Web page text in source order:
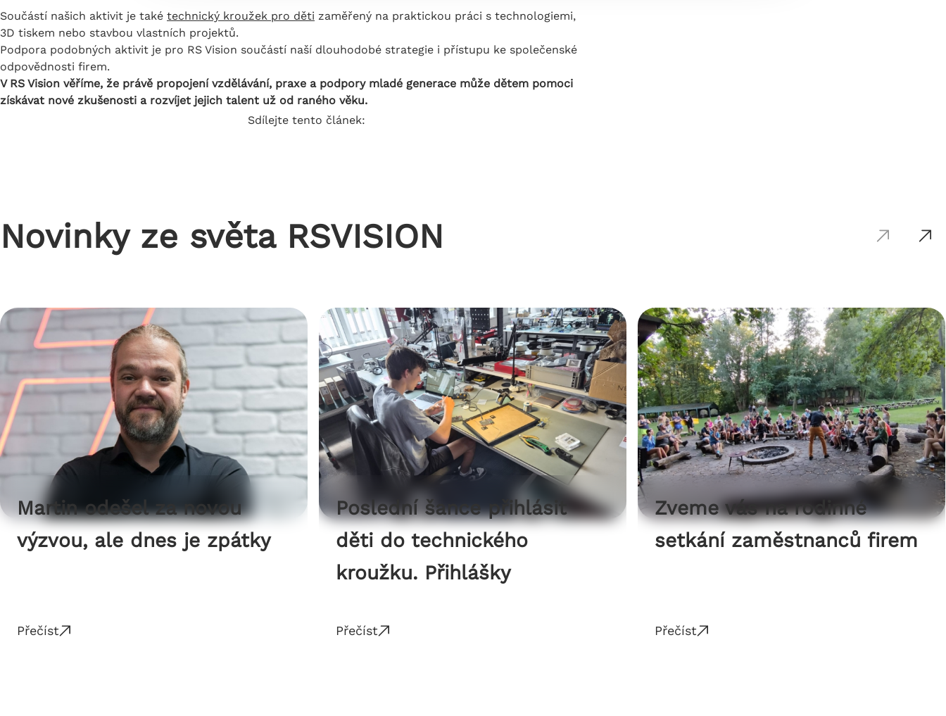
Součástí našich aktivit je také technický kroužek pro děti zaměřený na praktickou práci s technologiemi,
3D tiskem nebo stavbou vlastních projektů.
Podpora podobných aktivit je pro RS Vision součástí naší dlouhodobé strategie i přístupu ke společenské
odpovědnosti firem.
V RS Vision věříme, že právě propojení vzdělávání, praxe a podpory mladé generace může dětem pomoci
získávat nové zkušenosti a rozvíjet jejich talent už od raného věku.
Sdílejte tento článek:
Novinky ze světa RSVISION
Martin odešel za novou
výzvou, ale dnes je zpátky
Přečíst
Poslední šance přihlásit
děti do technického
kroužku. Přihlášky
2026.
Přečíst
Zveme vás na rodinné
setkání zaměstnanců firem
Přečíst